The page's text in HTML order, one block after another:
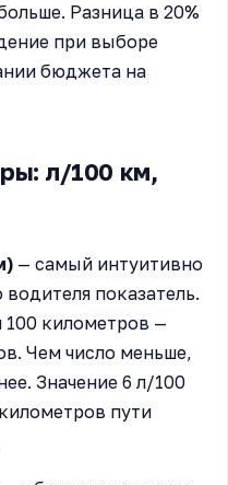
Разница в 20%
при выборе
бюджета на
л/100 км,
— самый интуитивно
показатель.
100 километров —
Чем число меньше,
Значение 6 л/100
пути